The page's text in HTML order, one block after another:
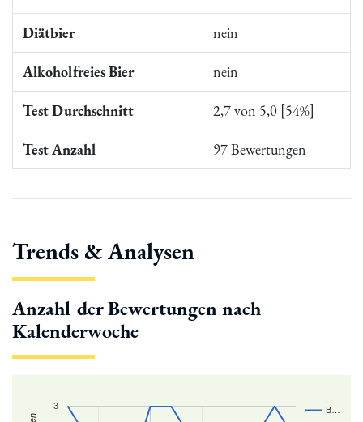
Diätbier nein
Alkoholfreies Bier nein
Test Durchschnitt 2,7 von 5,0 [54%]
Test Anzahl 97 Bewertungen
Trends & Analysen
Anzahl der Bewertungen nach
Kalenderwoche
B…
3